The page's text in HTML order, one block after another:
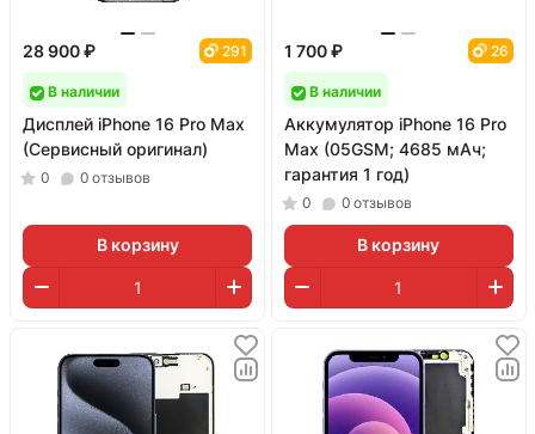
28 900 ₽ 291
В наличии
Дисплей iPhone 16 Pro Max
(Сервисный оригинал)
0 0 отзывов
В корзину
1 700 ₽ 26
В наличии
Аккумулятор iPhone 16 Pro
Max (05GSM; 4685 мАч;
гарантия 1 год)
0 0 отзывов
В корзину